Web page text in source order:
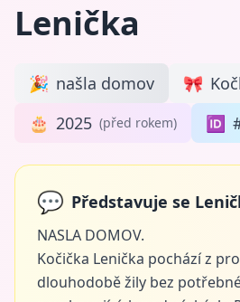
Lenička
🎉 našla domov 🎀
🎂 2025 (před rokem) 🆔
💬 Představuje se
NASLA DOMOV.
Kočička Lenička pochází z
dlouhodobě žily bez